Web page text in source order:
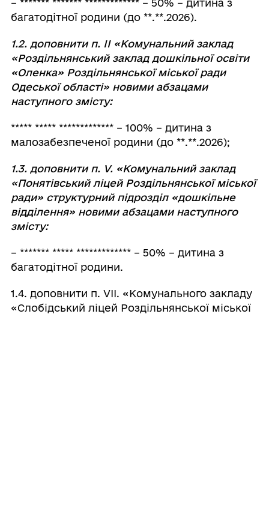
– ******* ******* ************* – 50% – дитина з
багатодітної родини (до **.**.2026).
1.2. доповнити п. ІІ «Комунальний заклад
«Роздільнянський заклад дошкільної освіти
«Оленка» Роздільнянської міської ради
Одеської області» новими абзацами
наступного змісту:
***** ***** ************* – 100% – дитина з
малозабезпеченої родини (до **.**.2026);
1.3. доповнити п. V. «Комунальний заклад
«Понятівський ліцей Роздільнянської міської
ради» структурний підрозділ «дошкільне
відділення» новими абзацами наступного
змісту:
– ******* ***** ************* – 50% – дитина з
багатодітної родини.
1.4. доповнити п. VІІ. «Комунального закладу
«Слобідський ліцей Роздільнянської міської